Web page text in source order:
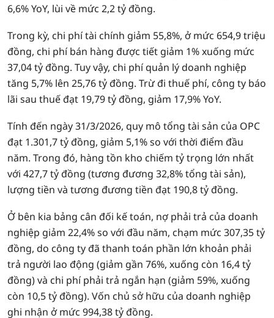
6,6% YoY, lùi về mức 2,2 tỷ đồng.
Trong kỳ, chi phí tài chính giảm 55,8%, ở mức 654,9 triệu
đồng, chi phí bán hàng được tiết giảm 1% xuống mức
37,04 tỷ đồng. Tuy vậy, chi phí quản lý doanh nghiệp
tăng 5,7% lên 25,76 tỷ đồng. Trừ đi thuế phí, công ty báo
lãi sau thuế đạt 19,79 tỷ đồng, giảm 17,9% YoY.
Tính đến ngày 31/3/2026, quy mô tổng tài sản của OPC
đạt 1.301,7 tỷ đồng, giảm 5,1% so với thời điểm đầu
năm. Trong đó, hàng tồn kho chiếm tỷ trọng lớn nhất
với 427,7 tỷ đồng (tương đương 32,8% tổng tài sản),
lượng tiền và tương đương tiền đạt 190,8 tỷ đồng.
Ở bên kia bảng cân đối kế toán, nợ phải trả của doanh
nghiệp giảm 22,4% so với đầu năm, chạm mức 307,35 tỷ
đồng, do công ty đã thanh toán phần lớn khoản phải
trả người lao động (giảm gần 76%, xuống còn 16,4 tỷ
đồng) và chi phí phải trả ngắn hạn (giảm 59%, xuống
còn 10,5 tỷ đồng). Vốn chủ sở hữu của doanh nghiệp
ghi nhận ở mức 994,38 tỷ đồng.